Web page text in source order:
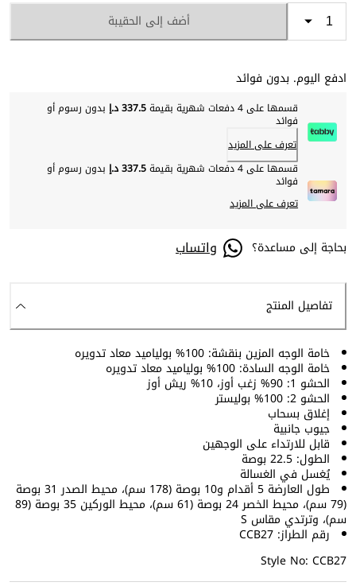
أضف إلى الحقيبة
ادفع اليوم. بدون فوائد
قسمها على 4 دفعات شهرية بقيمة 337.5 د.إ بدون رسوم أو
فوائد
تعرف على المزيد
قسمها على 4 دفعات شهرية بقيمة
337.5 د.إ بدون رسوم أو
فوائد
تعرف على المزيد
بحاجة إلى مساعدة؟ واتساب
تفاصيل المنتج
خامة الوجه المزين بنقشة: 100% بولياميد معاد تدويره
خامة الوجه السادة: 100% بولياميد معاد تدويره
الحشو 1: 90% زغب أوز، 10% ريش أوز
الحشو 2: 100% بوليستر
إغلاق بسحاب
جيوب جانبية
قابل للارتداء على الوجهين
الطول: 22.5 بوصة
يُغسل في الغسالة
طول العارضة 5 أقدام و10 بوصة (178 سم)، محيط الصدر 31 بوصة
(79 سم)، محيط الخصر 24 بوصة (61 سم)، محيط الوركين 35 بوصة (89
سم)، وترتدي مقاس S
رقم الطراز: CCB27
Style No: CCB27